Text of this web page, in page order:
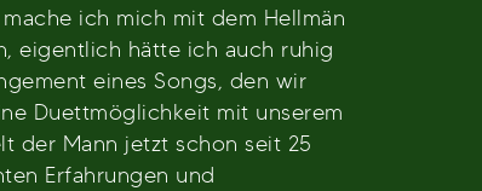
ich mich mit dem Hellmän
eigentlich hätte ich auch ruhig
eines Songs, den wir
Duettmöglichkeit mit unserem
der Mann jetzt schon seit 25
Erfahrungen und